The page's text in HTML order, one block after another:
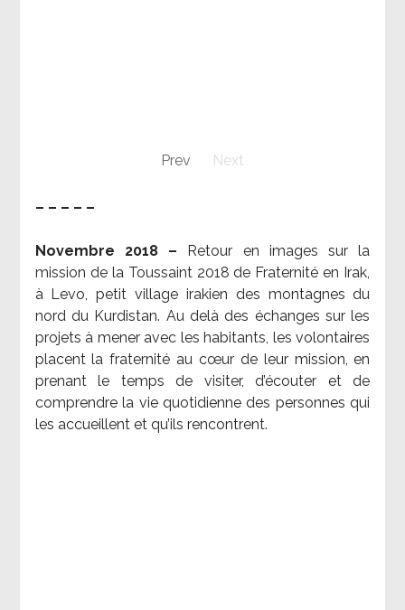
Prev Next
– – – – –
Novembre 2018 –
Retour en images sur la
mission de la Toussaint 2018 de Fraternité en Irak,
à Levo, petit village irakien des montagnes du
nord du Kurdistan. Au delà des échanges sur les
projets à mener avec les habitants, les volontaires
placent la fraternité au cœur de leur mission, en
prenant le temps de visiter, d’écouter et de
comprendre la vie quotidienne des personnes qui
les accueillent et qu’ils rencontrent.